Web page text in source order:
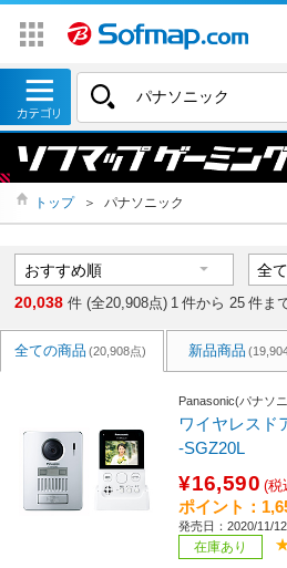
トップ ＞ パナソニック
20,038 件 (全20,908点) 1 件から 25 件ま
全ての商品 (20,908点) 新品商品
Panasonic(パナソ
ワイヤレス
-SGZ20L
¥16,590 (税
ポイント：
発売日：2020/11/
在庫あり